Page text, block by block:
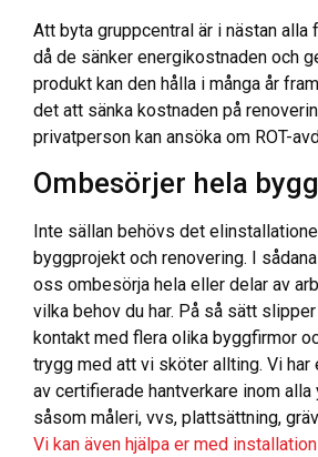
Att byta gruppcentral är i nästan alla
då de sänker energikostnaden och
produkt kan den hålla i många år
det att sänka kostnaden på
privatperson kan ansöka om ROT-
Ombesörjer hela
Inte sällan behövs det
byggprojekt och renovering. I
oss ombesörja hela eller delar av
vilka behov du har. På så sätt
kontakt med flera olika byggfirmor
trygg med att vi sköter allting. Vi
av certifierade hantverkare inom alla
såsom måleri, vvs, plattsättning,
Vi kan även hjälpa er med